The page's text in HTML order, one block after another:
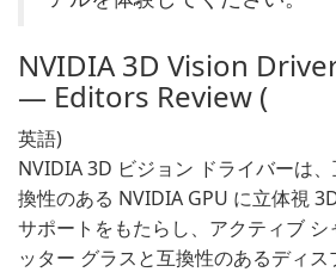
NVIDIA 3D Vision
— Editors Review (
英語)
NVIDIA 3D ビジョン ドライバーは、
換性のある NVIDIA GPU に立体視
サポートをもたらし、アクティブ シ
ッター グラスと互換性のあるディス